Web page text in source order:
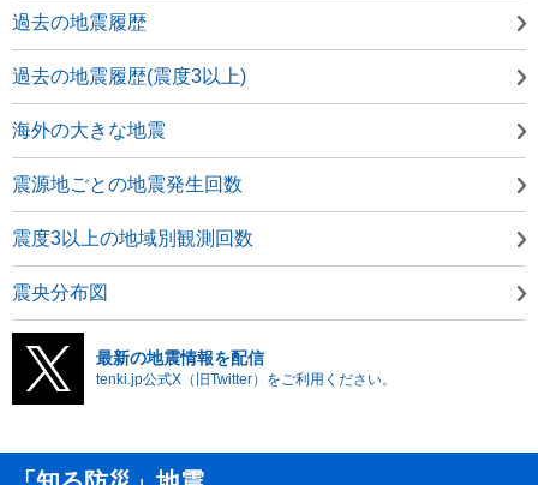
過去の地震履歴
過去の地震履歴(震度3以上)
海外の大きな地震
震源地ごとの地震発生回数
震度3以上の地域別観測回数
震央分布図
最新の地震情報を配信
tenki.jp公式X（旧Twitter）をご利用ください。